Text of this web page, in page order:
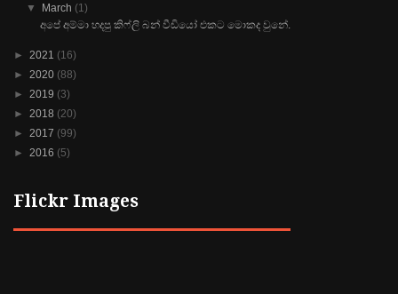
▼ March (1)
අපේ අම්මා හදපු කිෆ්ලි බන් වීඩියෝ එකට මොකද වුනේ.
► 2021 (16)
► 2020 (88)
► 2019 (3)
► 2018 (20)
► 2017 (99)
► 2016 (5)
Flickr Images